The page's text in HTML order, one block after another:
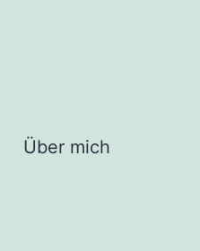
Über mich